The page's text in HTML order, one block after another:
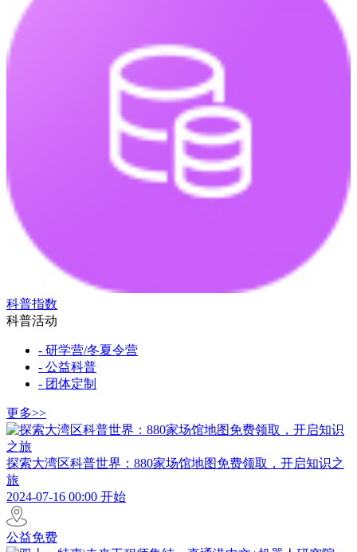
科普指数
科普活动
- 研学营/冬夏令营
- 公益科普
- 团体定制
更多>>
探索大湾区科普世界：880家场馆地图免费领取，开启知识之
旅
2024-07-16 00:00 开始
公益免费